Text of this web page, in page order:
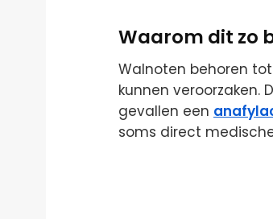
Waarom dit zo
Walnoten behoren
kunnen veroorzaken.
gevallen een
soms direct